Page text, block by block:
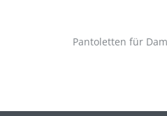
Pantoletten für